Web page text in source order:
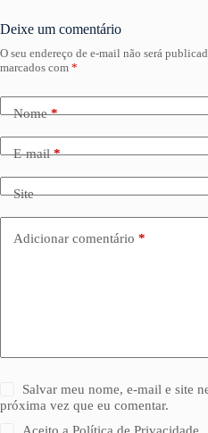
Deixe um comentário
O seu endereço de e-mail não será
marcados com *
Nome*
E-mail*
Site
Adicionar comentário *
Salvar meu nome, e-mail e site
próxima vez que eu comentar.
Aceito aPolítica de Privacidade